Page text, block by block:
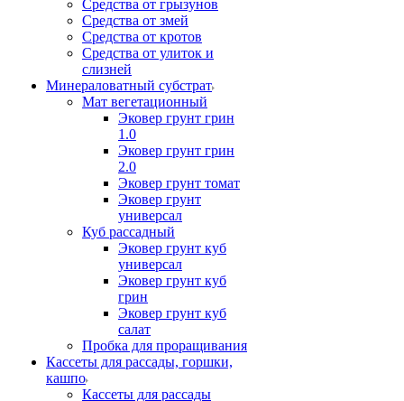
Средства от грызунов
Средства от змей
Средства от кротов
Средства от улиток и
слизней
Минераловатный субстрат
Мат вегетационный
Эковер грунт грин
1.0
Эковер грунт грин
2.0
Эковер грунт томат
Эковер грунт
универсал
Куб рассадный
Эковер грунт куб
универсал
Эковер грунт куб
грин
Эковер грунт куб
салат
Пробка для проращивания
Кассеты для рассады, горшки,
кашпо
Кассеты для рассады